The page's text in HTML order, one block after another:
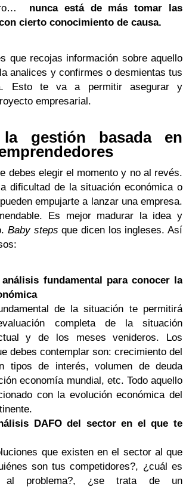
nunca está de más tomar las
cierto conocimiento de causa.
que recojas información sobre aquello
analices y confirmes o desmientas tus
Esto te va a permitir asegurar y
empresarial.
la gestión basada en
debes elegir el momento y no al revés.
dificultad de la situación económica o
empujarte a lanzar una empresa.
Es mejor madurar la idea y
Baby steps que dicen los ingleses. Así
fundamental para conocer la
de la situación te permitirá
completa de la situación
y de los meses venideros. Los
debes contemplar son: crecimiento del
tipos de interés, volumen de deuda
economía mundial, etc. Todo aquello
con la evolución económica del
DAFO del sector en el que te
que existen en el sector al que
son tus competidores?, ¿cuál es
al problema?, ¿se trata de un